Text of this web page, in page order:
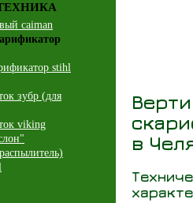
caiman
stihl
зубр (для
viking
в